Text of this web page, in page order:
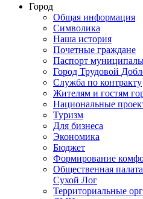
Город
Общая информация
Символика
Наша история
Почетные граждане
Паспорт
Город Трудовой
Служба по контракту
Жителям и гостям
Национальные
Туризм
Для бизнеса
Экономика
Бюджет
Формирование
Общественная
Сухой Лог
Территориальные